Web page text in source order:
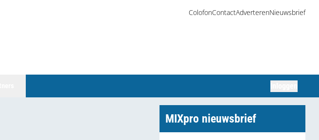
ColofonContactAdverterenNieuwsbrief
MIXpro nieuwsbrief